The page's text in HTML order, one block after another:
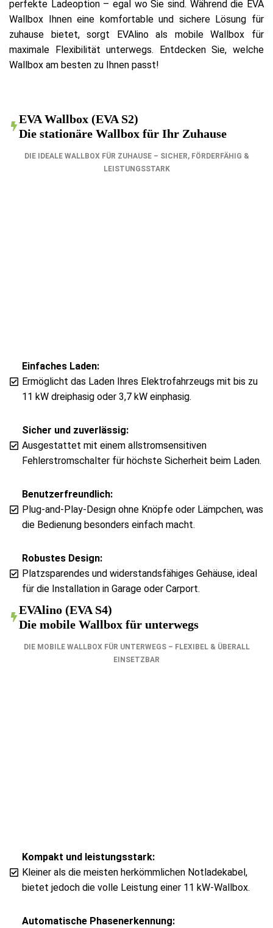
perfekte Ladeoption – egal wo Sie sind. Während die EVA
Wallbox Ihnen eine komfortable und sichere Lösung für
zuhause bietet, sorgt EVAlino als mobile Wallbox für
maximale Flexibilität unterwegs. Entdecken Sie, welche
Wallbox am besten zu Ihnen passt!
EVA Wallbox (EVA S2)
Die stationäre Wallbox für Ihr Zuhause
DIE IDEALE WALLBOX FÜR ZUHAUSE – SICHER, FÖRDERFÄHIG &
LEISTUNGSSTARK
Einfaches Laden:
Ermöglicht das Laden Ihres Elektrofahrzeugs mit bis zu
11 kW dreiphasig oder 3,7 kW einphasig.
Sicher und zuverlässig:
Ausgestattet mit einem allstromsensitiven
Fehlerstromschalter für höchste Sicherheit beim Laden.
Benutzerfreundlich:
Plug-and-Play-Design ohne Knöpfe oder Lämpchen, was
die Bedienung besonders einfach macht.
Robustes Design:
Platzsparendes und widerstandsfähiges Gehäuse, ideal
für die Installation in Garage oder Carport.
EVAlino (EVA S4)
Die mobile Wallbox für unterwegs
DIE MOBILE WALLBOX FÜR UNTERWEGS – FLEXIBEL & ÜBERALL
EINSETZBAR
Kompakt und leistungsstark:
Kleiner als die meisten herkömmlichen Notladekabel,
bietet jedoch die volle Leistung einer 11 kW-Wallbox.
Automatische Phasenerkennung: